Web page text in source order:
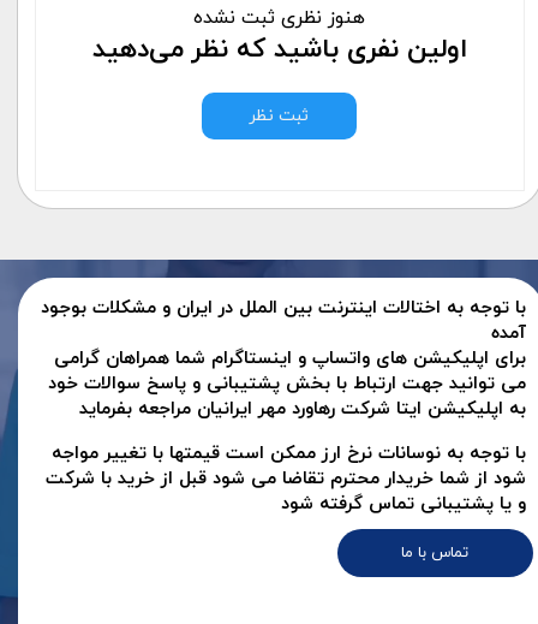
هنوز نظری ثبت نشده
اولین نفری باشید که نظر می‌دهید
ثبت نظر
تماس با ما
با توجه به اختالات اینترنت بین الملل در ایران و مشکلات بوجود
آمده
برای اپلیکیشن های واتساپ و اینستاگرام شما همراهان گرامی
می توانید جهت ارتباط با بخش پشتیبانی و پاسخ سوالات خود
به اپلیکیشن ایتا شرکت رهاورد مهر ایرانیان مراجعه بفرماید
با توجه به نوسانات نرخ ارز ممکن است قیمتها با تغییر مواجه
شود از شما خریدار محترم تقاضا می شود قبل از خرید با شرکت
و یا پشتیبانی تماس گرفته شود